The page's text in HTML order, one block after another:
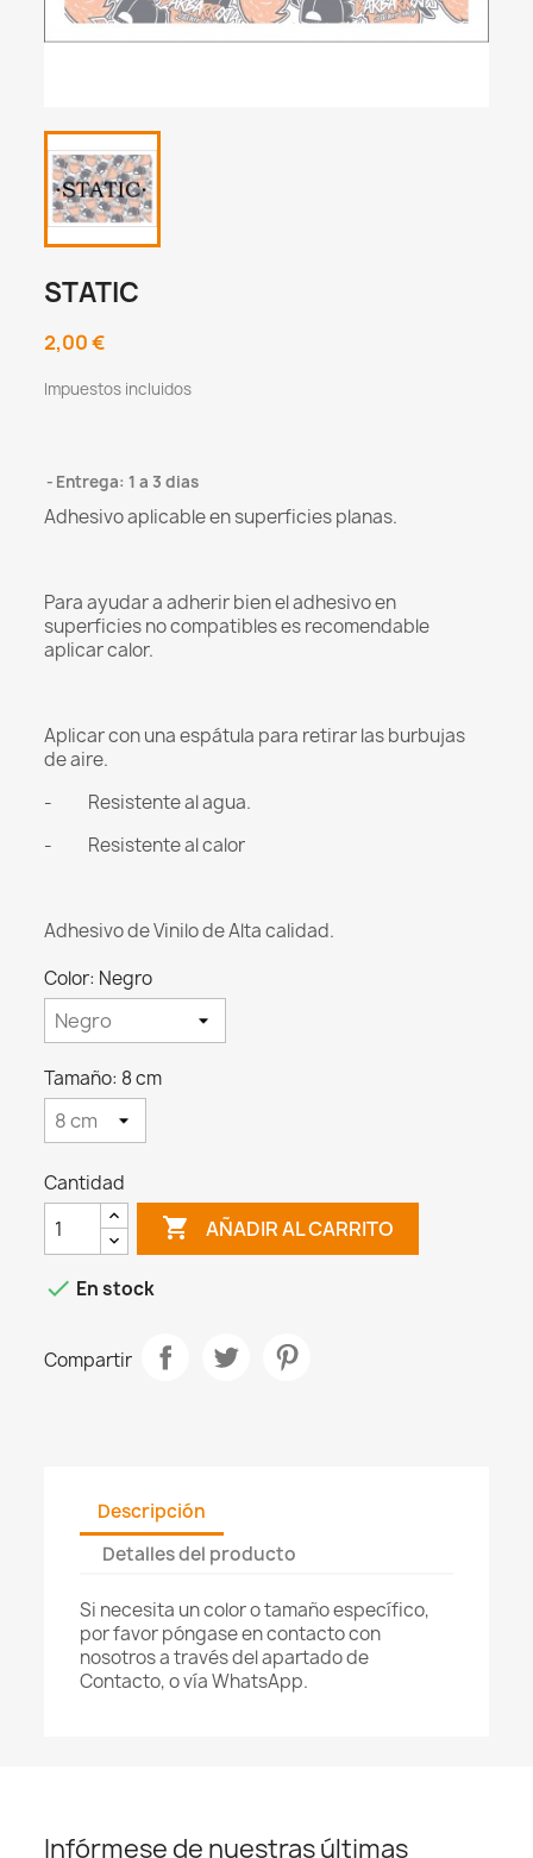
STATIC
2,00 €
Impuestos incluidos
Entrega: 1 a 3 dias
Adhesivo aplicable en superficies planas.
Para ayudar a adherir bien el adhesivo en
superficies no compatibles es recomendable
aplicar calor.
Aplicar con una espátula para retirar las burbujas
de aire.
- Resistente al agua.
- Resistente al calor
Adhesivo de Vinilo de Alta calidad.
Color: Negro
Tamaño: 8 cm
Cantidad
 AÑADIR AL CARRITO
 En stock
Compartir
Descripción
Detalles del producto
Si necesita un color o tamaño específico,
por favor póngase en contacto con
nosotros a través del apartado de
Contacto, o vía WhatsApp.
Infórmese de nuestras últimas